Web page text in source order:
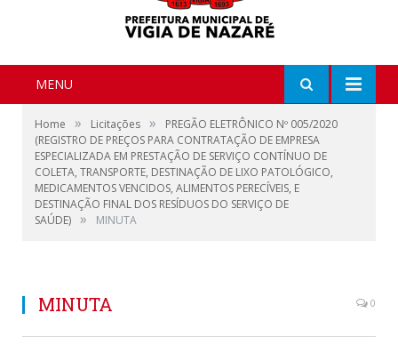
MENU
Home » Licitações »
PREGÃO ELETRÔNICO Nº 005/2020
(REGISTRO DE PREÇOS PARA CONTRATAÇÃO DE EMPRESA
ESPECIALIZADA EM PRESTAÇÃO DE SERVIÇO CONTÍNUO DE
COLETA, TRANSPORTE, DESTINAÇÃO DE LIXO PATOLÓGICO,
MEDICAMENTOS VENCIDOS, ALIMENTOS PERECÍVEIS, E
DESTINAÇÃO FINAL DOS RESÍDUOS DO SERVIÇO DE
SAÚDE) » MINUTA
MINUTA 0